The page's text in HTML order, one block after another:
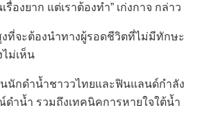
องยาก แต่เราต้องทำ” เก่งกาจ กล่าว
ที่จะต้องนำทางผู้รอดชีวิตที่ไม่มีทักษะ
ม่เห็น
นักดำน้ำชาววไทยและฟินแลนด์กำลัง
ำน้ำ รวมถึงเทคนิคการหายใจใต้น้ำ